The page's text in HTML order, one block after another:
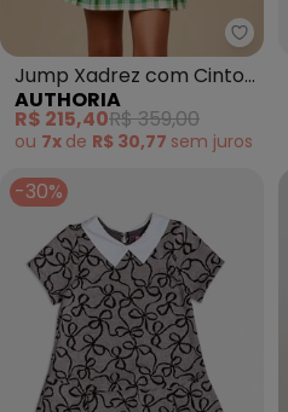
Jump Xadrez com Cinto
(Verde)
AUTHORIA
R$ 215,40R$ 359,00
ou 7x de R$ 30,77 sem juros
-30%